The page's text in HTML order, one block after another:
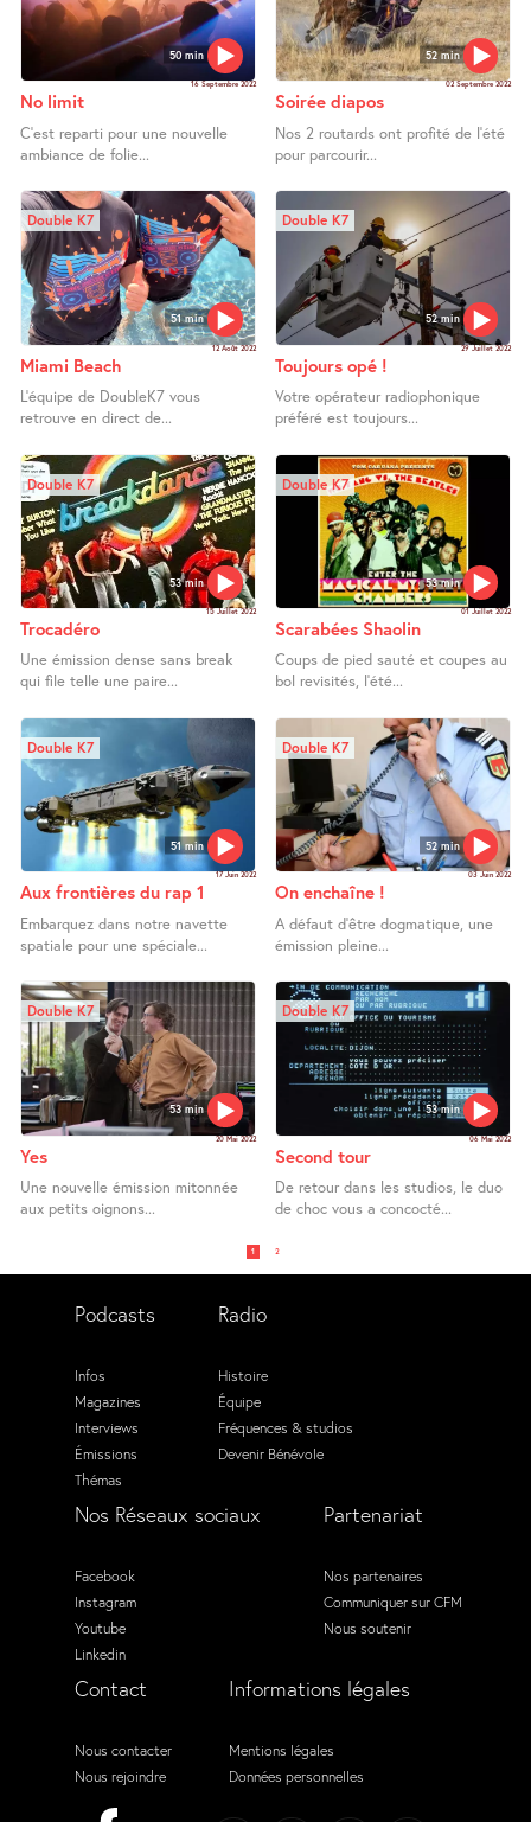
50 min
16 Septembre 2022
No limit
C’est reparti pour une nouvelle
ambiance de folie...
52 min
02 Septembre 2022
Soirée diapos
Nos 2 routards ont profité de l’été
pour parcourir...
51 min
Double K7
12 Août 2022
Miami Beach
L’équipe de DoubleK7 vous
retrouve en direct de...
52 min
Double K7
29 Juillet 2022
Toujours opé !
Votre opérateur radiophonique
préféré est toujours...
53 min
Double K7
15 Juillet 2022
Trocadéro
Une émission dense sans break
qui file telle une paire...
53 min
Double K7
01 Juillet 2022
Scarabées Shaolin
Coups de pied sauté et coupes au
bol revisités, l’été...
51 min
Double K7
17 Juin 2022
Aux frontières du rap 1
Embarquez dans notre navette
spatiale pour une spéciale...
52 min
Double K7
03 Juin 2022
On enchaîne !
A défaut d’être dogmatique, une
émission pleine...
53 min
Double K7
20 Mai 2022
Yes
Une nouvelle émission mitonnée
aux petits oignons...
53 min
Double K7
06 Mai 2022
Second tour
De retour dans les studios, le duo
de choc vous a concocté...
1 2
Podcasts
Infos
Magazines
Interviews
Émissions
Thémas
Radio
Histoire
Équipe
Fréquences & studios
Devenir Bénévole
Nos Réseaux sociaux
Facebook
Instagram
Youtube
Linkedin
Partenariat
Nos partenaires
Communiquer sur CFM
Nous soutenir
Contact
Nous contacter
Nous rejoindre
Informations légales
Mentions légales
Données personnelles